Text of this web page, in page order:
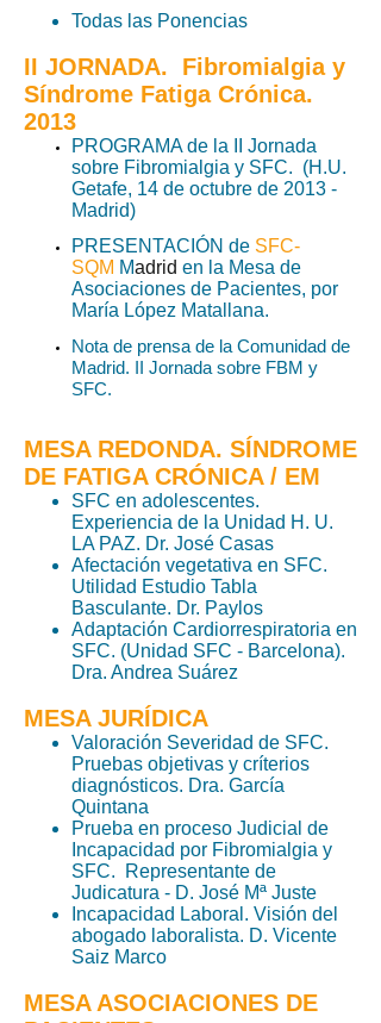
Todas las Ponencias
II JORNADA. Fibromialgia y
Síndrome Fatiga Crónica.
2013
PROGRAMA de la II Jornada
sobre Fibromialgia y SFC. (H.U.
Getafe, 14 de octubre de 2013 -
Madrid)
PRESENTACIÓN de SFC-
SQM Madrid en la Mesa de
Asociaciones de Pacientes, por
María López Matallana.
Nota de prensa de la Comunidad de
Madrid. II Jornada sobre FBM y
SFC.
MESA REDONDA. SÍNDROME
DE FATIGA CRÓNICA / EM
SFC en adolescentes.
Experiencia de la Unidad H. U.
LA PAZ. Dr. José Casas
Afectación vegetativa en SFC.
Utilidad Estudio Tabla
Basculante. Dr. Paylos
Adaptación Cardiorrespiratoria en
SFC. (Unidad SFC - Barcelona).
Dra. Andrea Suárez
MESA JURÍDICA
Valoración Severidad de SFC.
Pruebas objetivas y críterios
diagnósticos. Dra. García
Quintana
Prueba en proceso Judicial de
Incapacidad por Fibromialgia y
SFC. Representante de
Judicatura - D. José Mª Juste
Incapacidad Laboral. Visión del
abogado laboralista. D. Vicente
Saiz Marco
MESA ASOCIACIONES DE